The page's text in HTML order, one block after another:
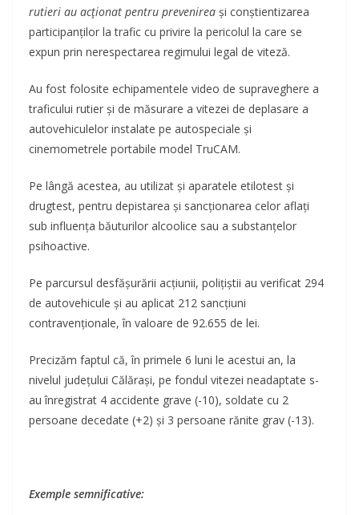
rutieri au acționat pentru prevenirea și conștientizarea
participanților la trafic cu privire la pericolul la care se
expun prin nerespectarea regimului legal de viteză.
Au fost folosite echipamentele video de supraveghere a
traficului rutier și de măsurare a vitezei de deplasare a
autovehiculelor instalate pe autospeciale și
cinemometrele portabile model TruCAM.
Pe lângă acestea, au utilizat și aparatele etilotest și
drugtest, pentru depistarea și sancționarea celor aflați
sub influența băuturilor alcoolice sau a substanțelor
psihoactive.
Pe parcursul desfășurării acțiunii, polițiștii au verificat 294
de autovehicule și au aplicat 212 sancțiuni
contravenționale, în valoare de 92.655 de lei.
Precizăm faptul că, în primele 6 luni le acestui an, la
nivelul județului Călărași, pe fondul vitezei neadaptate s-
au înregistrat 4 accidente grave (-10), soldate cu 2
persoane decedate (+2) şi 3 persoane rănite grav (-13).
Exemple semnificative: